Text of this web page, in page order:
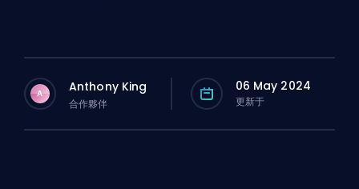
A Anthony King
合作夥伴
06 May 2024
更新于